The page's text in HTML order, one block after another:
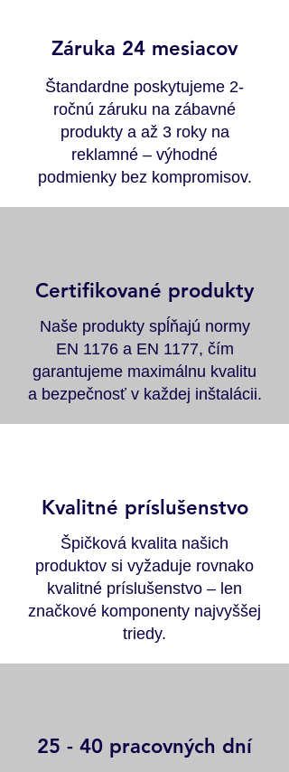
Záruka 24 mesiacov
Štandardne poskytujeme 2-
ročnú záruku na zábavné
produkty a až 3 roky na
reklamné – výhodné
podmienky bez kompromisov.
Certifikované produkty
Naše produkty spĺňajú normy
EN 1176 a EN 1177, čím
garantujeme maximálnu kvalitu
a bezpečnosť v každej inštalácii.
Kvalitné príslušenstvo
Špičková kvalita našich
produktov si vyžaduje rovnako
kvalitné príslušenstvo – len
značkové komponenty najvyššej
triedy.
25 - 40 pracovných dní